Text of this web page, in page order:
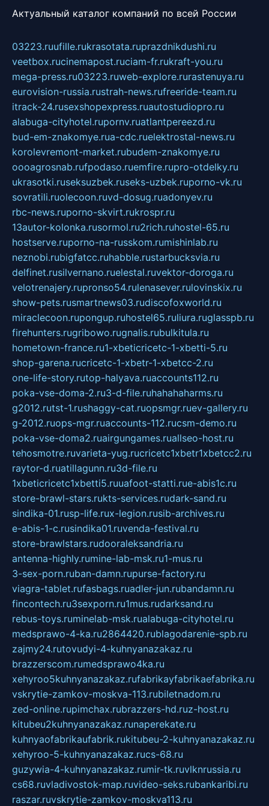
Актуальный каталог компаний по всей России
03223.ruufille.rukrasotata.ruprazdnikdushi.ru
veetbox.rucinemapost.ruciam-fr.rukraft-you.ru
mega-press.ru03223.ruweb-explore.rurastenuya.ru
eurovision-russia.rustrah-news.rufreeride-team.ru
itrack-24.rusexshopexpress.ruautostudiopro.ru
alabuga-cityhotel.rupornv.ruatlantpereezd.ru
bud-em-znakomye.rua-cdc.ruelektrostal-news.ru
korolevremont-market.rubudem-znakomye.ru
oooagrosnab.rufpodaso.ruemfire.rupro-otdelky.ru
ukrasotki.ruseksuzbek.ruseks-uzbek.ruporno-vk.ru
sovratili.ruolecoon.ruvd-dosug.ruadonyev.ru
rbc-news.ruporno-skvirt.rukrospr.ru
13autor-kolonka.rusormol.ru2rich.ruhostel-65.ru
hostserve.ruporno-na-russkom.rumishinlab.ru
neznobi.rubigfatcc.ruhabble.rustarbucksvia.ru
delfinet.rusilvernano.ruelestal.ruvektor-doroga.ru
velotrenajery.rupronso54.rulenasever.rulovinskix.ru
show-pets.rusmartnews03.rudiscofoxworld.ru
miraclecoon.rupongup.ruhostel65.ruliura.ruglasspb.ru
firehunters.rugribowo.rugnalis.rubulkitula.ru
hometown-france.ru1-xbeticricetc-1-xbetti-5.ru
shop-garena.rucricetc-1-xbetr-1-xbetcc-2.ru
one-life-story.rutop-halyava.ruaccounts112.ru
poka-vse-doma-2.ru3-d-file.ruhahahaharms.ru
g2012.rutst-1.rushaggy-cat.ruopsmgr.ruev-gallery.ru
g-2012.ruops-mgr.ruaccounts-112.rucsm-demo.ru
poka-vse-doma2.ruairgungames.ruallseo-host.ru
tehosmotre.ruvarieta-yug.rucricetc1xbetr1xbetcc2.ru
raytor-d.ruatillagunn.ru3d-file.ru
1xbeticricetc1xbetti5.ruuafoot-statti.rue-abis1c.ru
store-brawl-stars.rukts-services.rudark-sand.ru
sindika-01.rusp-life.rux-legion.rusib-archives.ru
e-abis-1-c.rusindika01.ruvenda-festival.ru
store-brawlstars.rudooraleksandria.ru
antenna-highly.rumine-lab-msk.ru1-mus.ru
3-sex-porn.ruban-damn.rupurse-factory.ru
viagra-tablet.rufasbags.ruadler-jun.rubandamn.ru
fincontech.ru3sexporn.ru1mus.rudarksand.ru
rebus-toys.ruminelab-msk.rualabuga-cityhotel.ru
medsprawo-4-ka.ru2864420.rublagodarenie-spb.ru
zajmy24.rutovudyi-4-kuhnyanazakaz.ru
brazzerscom.rumedsprawo4ka.ru
xehyroo5kuhnyanazakaz.rufabrikayfabrikaefabrika.ru
vskrytie-zamkov-moskva-113.rubiletnadom.ru
zed-online.rupimchax.rubrazzers-hd.ruz-host.ru
kitubeu2kuhnyanazakaz.runaperekate.ru
kuhnyaofabrikaufabrik.rukitubeu-2-kuhnyanazakaz.ru
xehyroo-5-kuhnyanazakaz.rucs-68.ru
guzywia-4-kuhnyanazakaz.rumir-tk.ruvlknrussia.ru
cs68.ruvladivostok-map.ruvideo-seks.rubankaribi.ru
raszar.ruvskrytie-zamkov-moskva113.ru